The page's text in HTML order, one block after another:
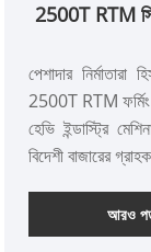
2500T RTM সিই
পেশাদার
2500T RTM ফর্মিং
হেভি ইন্ডাস্ট্রি
বিদেশী বাজারের
পেমেন্ট: T/T, L/C
পণ্যের উত্স: চীন
আরও